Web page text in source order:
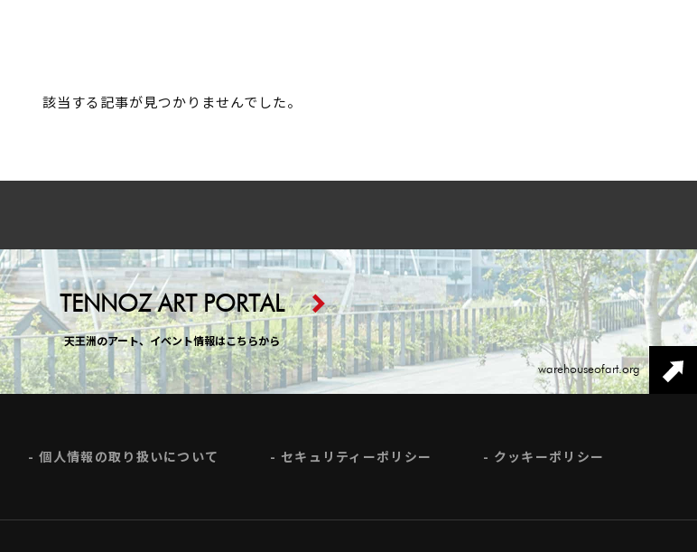
該当する記事が見つかりませんでした。
TENNOZ ART PORTAL
天王洲のアート、イベント情報はこちらから
warehouseofart.org
個人情報の取り扱いについて セキュリティーポリシー クッキーポリシー